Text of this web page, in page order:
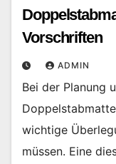
Vorschriften
ADMIN
Bei der Planung
wichtige
müssen. Eine